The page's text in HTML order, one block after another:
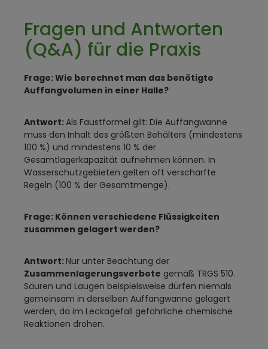
Fragen und Antworten
(Q&A) für die Praxis
Frage: Wie berechnet man das benötigte
Auffangvolumen in einer Halle?
Antwort:Als Faustformel gilt: Die Auffangwanne
muss den Inhalt des größten Behälters (mindestens
100 %) und mindestens 10 % der
Gesamtlagerkapazität aufnehmen können. In
Wasserschutzgebieten gelten oft verschärfte
Regeln (100 % der Gesamtmenge).
Frage: Können verschiedene Flüssigkeiten
zusammen gelagert werden?
Antwort:Nur unter Beachtung der
Zusammenlagerungsverbote gemäß TRGS 510.
Säuren und Laugen beispielsweise dürfen niemals
gemeinsam in derselben Auffangwanne gelagert
werden, da im Leckagefall gefährliche chemische
Reaktionen drohen.